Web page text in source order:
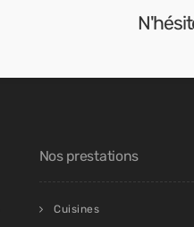
Nos prestations
Cuisines